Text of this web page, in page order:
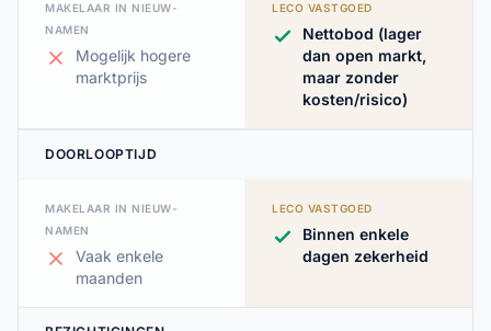
MAKELAAR IN NIEUW-
NAMEN
Mogelijk hogere
marktprijs
LECO VASTGOED
Nettobod (lager
dan open markt,
maar zonder
kosten/risico)
DOORLOOPTIJD
MAKELAAR IN NIEUW-
NAMEN
Vaak enkele
maanden
LECO VASTGOED
Binnen enkele
dagen zekerheid